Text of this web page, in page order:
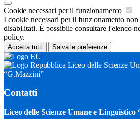
Cookie necessari per il funzionamento
I cookie necessari per il funzionamento non
disabilitati. È possibile consultare l'elenco
policy.
Accetta tutti Salva le preferenze
Liceo delle Scienze
“G.Mazzini”
Contatti
Liceo delle Scienze Umane e Linguistico